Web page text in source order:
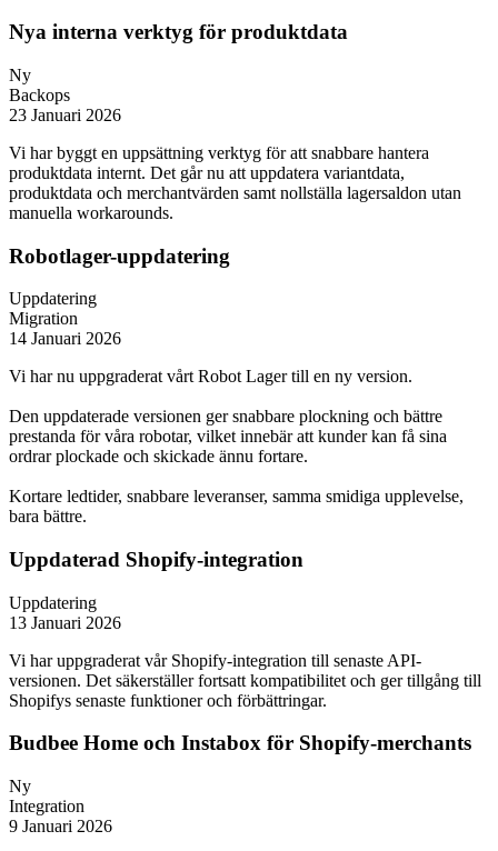
Nya interna verktyg för produktdata
Ny
Backops
23 Januari 2026
Vi har byggt en uppsättning verktyg för att snabbare hantera
produktdata internt. Det går nu att uppdatera variantdata,
produktdata och merchantvärden samt nollställa lagersaldon utan
manuella workarounds.
Robotlager-uppdatering
Uppdatering
Migration
14 Januari 2026
Vi har nu uppgraderat vårt Robot Lager till en ny version.
Den uppdaterade versionen ger snabbare plockning och bättre
prestanda för våra robotar, vilket innebär att kunder kan få sina
ordrar plockade och skickade ännu fortare.
Kortare ledtider, snabbare leveranser, samma smidiga upplevelse,
bara bättre.
Uppdaterad Shopify-integration
Uppdatering
13 Januari 2026
Vi har uppgraderat vår Shopify-integration till senaste API-
versionen. Det säkerställer fortsatt kompatibilitet och ger tillgång till
Shopifys senaste funktioner och förbättringar.
Budbee Home och Instabox för Shopify-merchants
Ny
Integration
9 Januari 2026